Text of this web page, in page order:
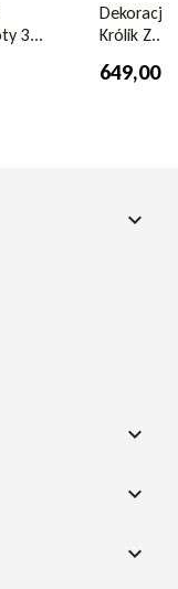
3...
Dekoracja
Królik Z...
649,00



